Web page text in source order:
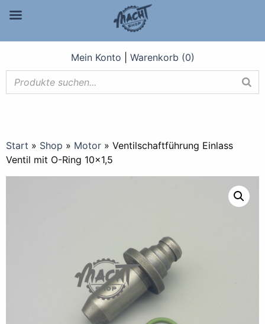
Mein Konto Warenkorb (0)
Start » Shop » Motor » Ventilschaftführung Einlass
Ventil mit O-Ring 10×1,5